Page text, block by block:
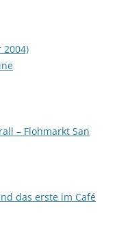
2004)
– Flohmarkt San
das erste im Café